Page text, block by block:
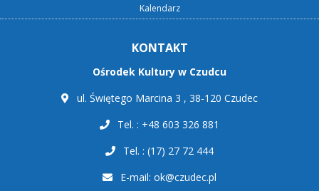
Kalendarz
KONTAKT
Ośrodek Kultury w Czudcu
ul. Świętego Marcina 3 , 38-120 Czudec
Tel. : +48 603 326 881
Tel. : (17) 27 72 444
E-mail: ok@czudec.pl